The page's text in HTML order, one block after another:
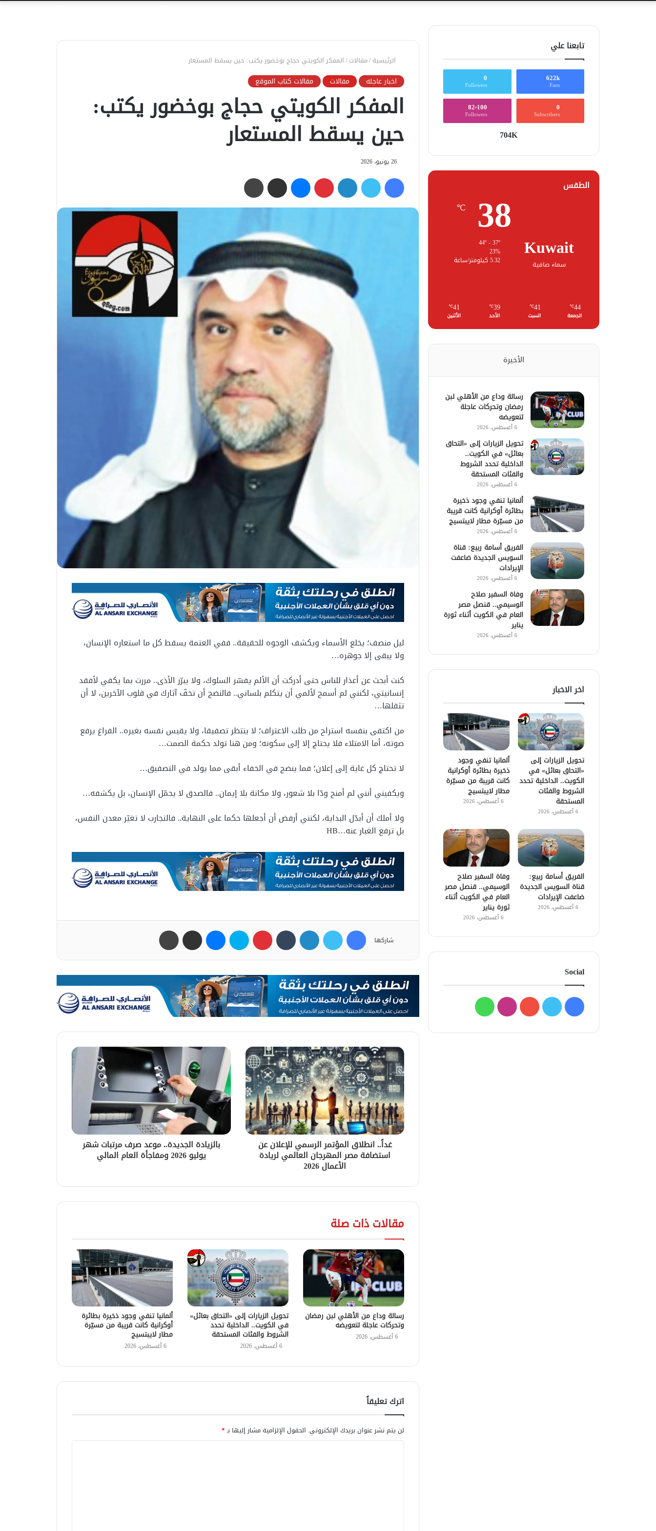
الرئيسية/مقالات/المفكر الكويتي حجاج بوخضور يكتب: ⁩حين يسقط المستعار
اخبار عاجله مقالات مقالات كتاب الموقع
المفكر الكويتي حجاج بوخضور يكتب:
⁩حين يسقط المستعار
26 يونيو، 2026
فيسبوك تويتر لينكدإن بينتيريست ماسنجر مشاركة عبر البريد
ليل منصف؛ يخلع الأسماء ويكشف الوجوه للحقيقة.. ففي العتمة يسقط كل ما استعاره الإنسان،
ولا يبقى إلا جوهره…
كنت أبحث عن أعذار للناس حتى أدركت أن الألم يفسّر السلوك، ولا يبرّر الأذى.. مررت بما يكفي لأفقد
إنسانيتي، لكنني لم أسمح لألمي أن يتكلم بلساني.. فالنضج أن تخفّ آثارك في قلوب الآخرين، لا أن
تثقلها…
من اكتفى بنفسه استراح من طلب الاعتراف؛ لا ينتظر تصفيقا، ولا يقيس نفسه بغيره.. الفراغ يرفع
صوته، أما الامتلاء فلا يحتاج إلا إلى سكونه؛ ومن هنا تولد حكمة الصمت…
لا تحتاج كل غاية إلى إعلان؛ فما ينضج في الخفاء أبقى مما يولد في التصفيق…
ويكفيني أنني لم أمنح ودّا بلا شعور، ولا مكانة بلا إيمان.. فالصدق لا يجمّل الإنسان، بل يكشفه…
ولا أملك أن أبدّل البداية، لكنني أرفض أن أجعلها حكما على النهاية.. فالتجارب لا تغيّر معدن النفس،
بل ترفع الغبار عنه…HB
شاركها
فيسبوك تويتر لينكدإن بينتيريست سكايب ماسنجر مشاركة عبر البريد
غداً.. انطلاق المؤتمر الرسمي للإعلان عن
استضافة مصر المهرجان العالمي لريادة
الأعمال 2026
بالزيادة الجديدة.. موعد صرف مرتبات شهر
يوليو 2026 ومفاجأة العام المالي
مقالات ذات صلة
رسالة وداع من الأهلي لبن رمضان
وتحركات عاجلة لتعويضه
6 أغسطس، 2026
تحويل الزيارات إلى «التحاق بعائل»
في الكويت.. الداخلية تحدد
الشروط والفئات المستحقة
6 أغسطس، 2026
ألمانيا تنفي وجود ذخيرة بطائرة
أوكرانية كانت قريبة من مسيّرة
مطار لايبتسيج
6 أغسطس، 2026
اترك تعليقاً
لن يتم نشر عنوان بريدك الإلكتروني. الحقول الإلزامية مشار إليها بـ*
تابعنا علي
622k
Fans
0
Followers
0
Subscribers
82٬100
Followers
704K
الطقس
Kuwait
سماء صافية
38
℃
44º - 37º
23%
5.32 كيلومتر/ساعة
44
℃
الجمعة
41
℃
السبت
39
℃
الأحد
41
℃
الأثنين
الأخيرة
رسالة وداع من الأهلي لبن
رمضان وتحركات عاجلة
لتعويضه
6 أغسطس، 2026
تحويل الزيارات إلى «التحاق
بعائل» في الكويت..
الداخلية تحدد الشروط
والفئات المستحقة
6 أغسطس، 2026
ألمانيا تنفي وجود ذخيرة
بطائرة أوكرانية كانت قريبة
من مسيّرة مطار لايبتسيج
6 أغسطس، 2026
الفريق أسامة ربيع: قناة
السويس الجديدة ضاعفت
الإيرادات
6 أغسطس، 2026
وفاة السفير صلاح
الوسيمي.. قنصل مصر
العام في الكويت أثناء ثورة
يناير
6 أغسطس، 2026
اخر الاخبار
تحويل الزيارات إلى
«التحاق بعائل» في
الكويت.. الداخلية تحدد
الشروط والفئات
المستحقة
6 أغسطس، 2026
ألمانيا تنفي وجود
ذخيرة بطائرة أوكرانية
كانت قريبة من مسيّرة
مطار لايبتسيج
6 أغسطس، 2026
الفريق أسامة ربيع:
قناة السويس الجديدة
ضاعفت الإيرادات
6 أغسطس، 2026
وفاة السفير صلاح
الوسيمي.. قنصل مصر
العام في الكويت أثناء
ثورة يناير
6 أغسطس، 2026
Social
فيسبوك
تويتر يوتيوبانستقرامواتساب